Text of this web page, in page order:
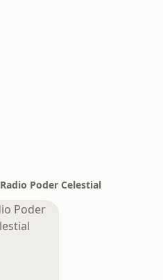
Radio Poder Celestial